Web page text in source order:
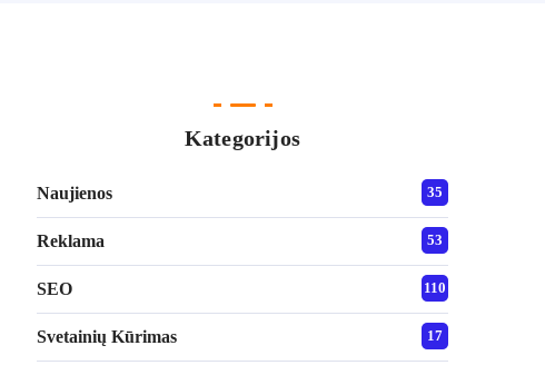
Kategorijos
Naujienos 35
Reklama 53
SEO 110
Svetainių Kūrimas 17